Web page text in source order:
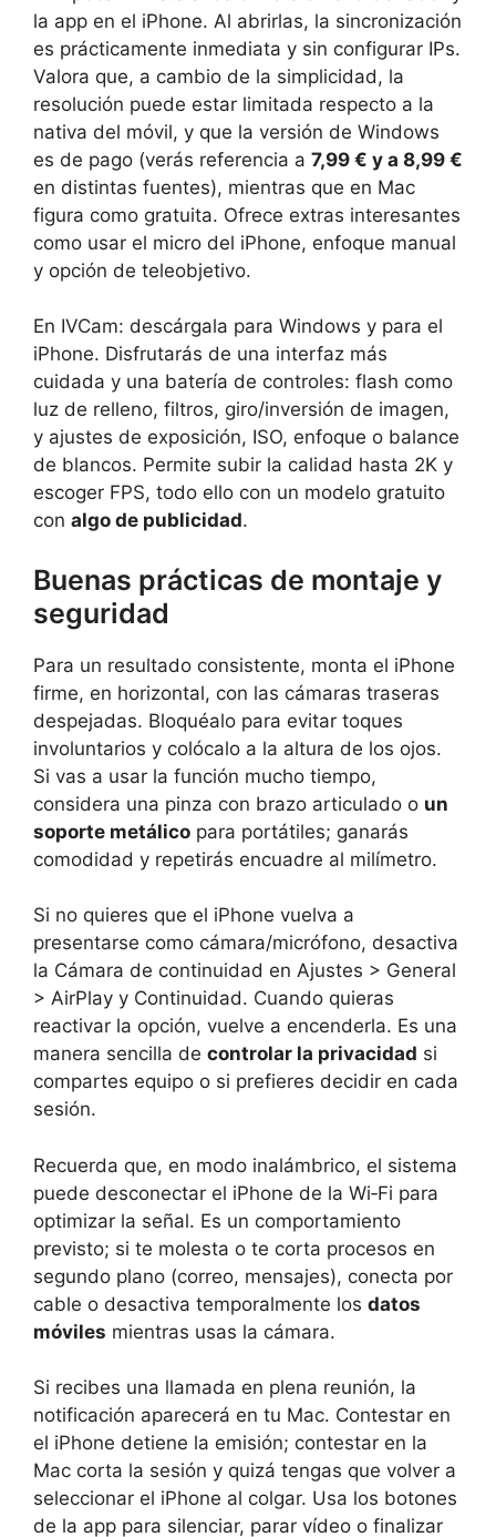
la app en el iPhone. Al abrirlas, la sincronización
es prácticamente inmediata y sin configurar IPs.
Valora que, a cambio de la simplicidad, la
resolución puede estar limitada respecto a la
nativa del móvil, y que la versión de Windows
es de pago (verás referencia a 7,99 € y a 8,99 €
en distintas fuentes), mientras que en Mac
figura como gratuita. Ofrece extras interesantes
como usar el micro del iPhone, enfoque manual
y opción de teleobjetivo.
En IVCam: descárgala para Windows y para el
iPhone. Disfrutarás de una interfaz más
cuidada y una batería de controles: flash como
luz de relleno, filtros, giro/inversión de imagen,
y ajustes de exposición, ISO, enfoque o balance
de blancos. Permite subir la calidad hasta 2K y
escoger FPS, todo ello con un modelo gratuito
con algo de publicidad.
Buenas prácticas de montaje y
seguridad
Para un resultado consistente, monta el iPhone
firme, en horizontal, con las cámaras traseras
despejadas. Bloquéalo para evitar toques
involuntarios y colócalo a la altura de los ojos.
Si vas a usar la función mucho tiempo,
considera una pinza con brazo articulado o un
soporte metálico para portátiles; ganarás
comodidad y repetirás encuadre al milímetro.
Si no quieres que el iPhone vuelva a
presentarse como cámara/micrófono, desactiva
la Cámara de continuidad en Ajustes > General
> AirPlay y Continuidad. Cuando quieras
reactivar la opción, vuelve a encenderla. Es una
manera sencilla de controlar la privacidad si
compartes equipo o si prefieres decidir en cada
sesión.
Recuerda que, en modo inalámbrico, el sistema
puede desconectar el iPhone de la Wi‑Fi para
optimizar la señal. Es un comportamiento
previsto; si te molesta o te corta procesos en
segundo plano (correo, mensajes), conecta por
cable o desactiva temporalmente los datos
móviles mientras usas la cámara.
Si recibes una llamada en plena reunión, la
notificación aparecerá en tu Mac. Contestar en
el iPhone detiene la emisión; contestar en la
Mac corta la sesión y quizá tengas que volver a
seleccionar el iPhone al colgar. Usa los botones
de la app para silenciar, parar vídeo o finalizar